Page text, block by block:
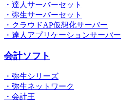
・達人サーバーセット
・弥生サーバーセット
・クラウドAP仮想化サーバー
・達人アプリケーションサーバー
会計ソフト
・弥生シリーズ
・弥生ネットワーク
・会計王